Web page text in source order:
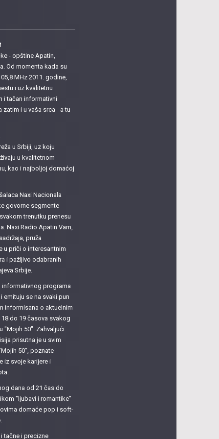
- opštine Apatin,
Od momenta kada su
MHz 2011. godine,
i uz kvalitetnu
i tačan informativni
i u vaša srca - a tu
u Srbiji, uz koju
u kvalitetnom
kao i najboljoj domaćoj
Naxi Nacionala
govorne segmente
trenutku prenesu
Naxi Radio Apatin Vam,
pruža
u priči o interesantnim
i pažljivo odabranih
Srbije.
informativnog programa
emituju se na svaki pun
informisana o aktuelnim
do 19 časova svakog
"Mojih 50". Zahvaljući
prisutna je u svim
50", poznate
iz svoje karijere i
dana od 21 čas do
"ljubavi i romantike"
domaće pop i soft-
tačne i precizne